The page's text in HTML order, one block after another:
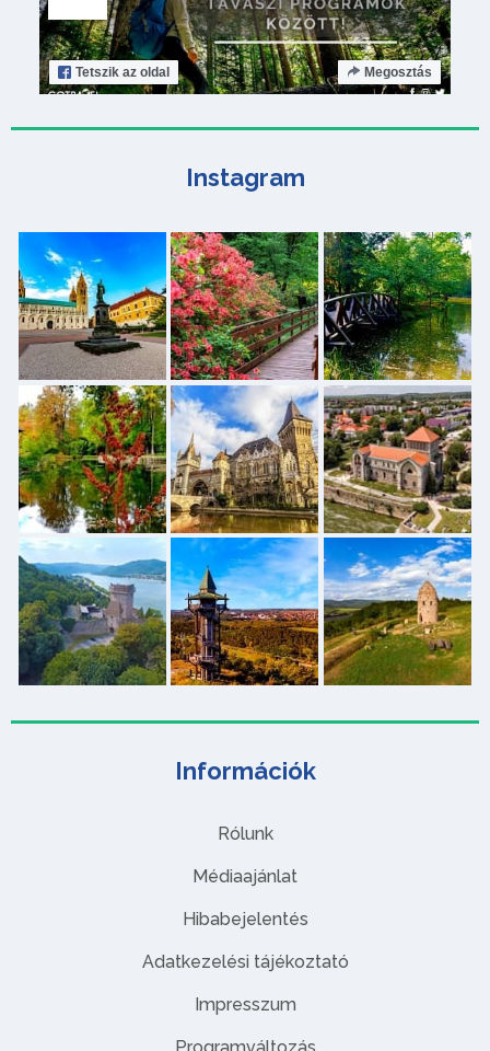
Információk
Rólunk
Médiaajánlat
Hibabejelentés
Adatkezelési tájékoztató
Impresszum
Tetszik az oldal Megosztás
Instagram